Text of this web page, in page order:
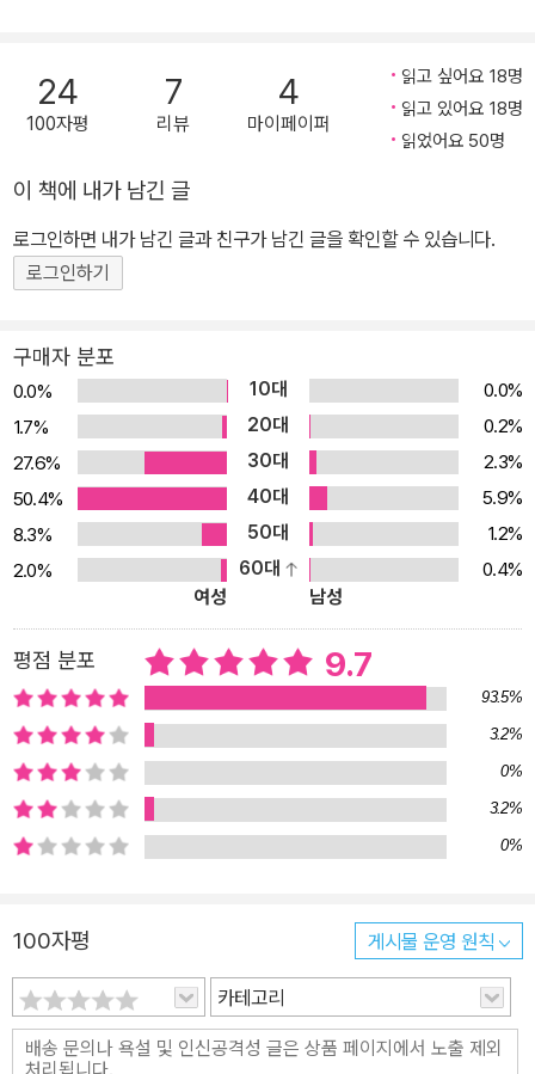
가죽 등을 연상하게 되는데, 태양 왕 수바의 외모는 어찌 보면 수박 모
양의 비치 볼에 가깝다. 뒤집어지면 혼자 일어나기도 힘들어 버둥거
리는 짧은 다리, 앙 다물고 있으면 얼굴 전체를 싸고 있는 듯 부각되는
입술, 돼지를 연상케 하는 꼬리에 퉁퉁한 몸체까지, 어느 한군데도
하늘의 용이라니! 이지은 작가는 우리의 고정관념을 뒤집듯, 아무렇
지도 않게 모든 생물의 생육을 관장하는 사랑스러운 태양 왕의 모습
리로도 가지 못한다며 애교를 떨던 앙증맞은 둘 머리 용은 수바의 날
개를 손에 넣자마자 세상을 호령하기라도 할 듯한 모양새로 나타나
팥 할머니와 한판 승부를 벌인다. 수바의 똥 속에서 살아 나온 둘 머리
용의 모습은 또 얼마나 깜찍한가! 의외성이 난무하는 캐릭터들의 반
전, 한층 긴박감 넘치는 서사, 볼 때마다 웃음을 유발하는 장면 구성으
로 올 시즌을 강타할 『태양 왕 수바-수박의 전설』. 이제 이지은 작가
가 정성스럽게 꾸며 놓은 수바 판타지 속으로 신나게 떠나 보자!
24
100자평
7
리뷰
4
마이페이퍼
읽고 싶어요 18명
읽고 있어요 18명
읽었어요 50명
이 책에 내가 남긴 글
로그인하면 내가 남긴 글과 친구가 남긴 글을 확인할 수 있습니다.
로그인하기
구매자 분포
0.0% 10대
0.0%
1.7%
20대
0.2%
27.6%
30대
2.3%
50.4%
40대
5.9%
8.3%
50대
1.2%
2.0%
60대
0.4%
여성
남성
평점 분포 9.7
93.5%
3.2%
0%
3.2%
0%
100자평 게시물 운영 원칙
카테고리